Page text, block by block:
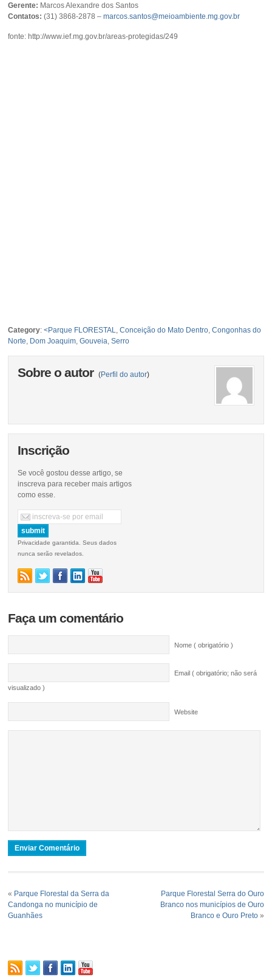
Gerente: Marcos Alexandre dos Santos
Contatos: (31) 3868-2878 –marcos.santos@meioambiente.mg.gov.br
fonte: http://www.ief.mg.gov.br/areas-protegidas/249
Category:<Parque FLORESTAL ,Conceição do Mato Dentro ,Congonhas do
Norte Dom Joaquim ,Gouveia ,Serro
Sobre o autor (Perfil do autor)
Inscrição
Se você gostou desse artigo, se
inscreva para receber mais artigos
como esse.
Privacidade garantida. Seus dados
nunca serão revelados.
Faça um comentário
Nome ( obrigatório )
Email ( obrigatório; não será
visualizado )
Website
« Parque Florestal da Serra da
Candonga no município de
Guanhães
Parque Florestal Serra do Ouro
Branco nos municípios de Ouro
Branco e Ouro Preto»